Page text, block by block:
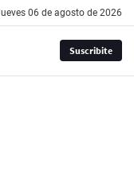
jueves 06 de agosto de 2026
Suscribite